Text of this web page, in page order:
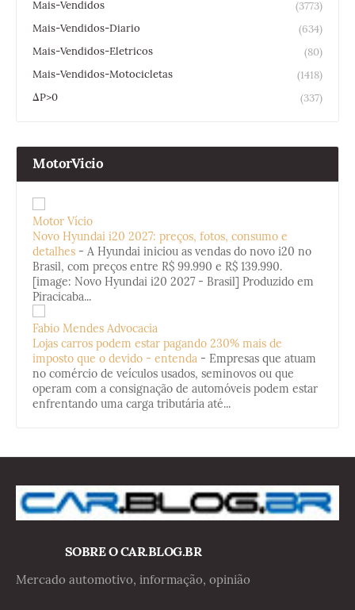
Mais-Vendidos
(3773)
Mais-Vendidos-Diario
(634)
Mais-Vendidos-Eletricos
(80)
Mais-Vendidos-Motocicletas
(1418)
ΔP>0
(337)
MotorVicio
Motor Vício
Novo Hyundai i20 2027: preços, fotos, consumo e
detalhes - A Hyundai iniciou as vendas do novo i20 no
Brasil, com preços entre R$ 99.990 e R$ 139.990.
[image: Novo Hyundai i20 2027 - Brasil] Produzido em
Piracicaba...
Fabio Mendes Advocacia
Lojas carros podem estar pagando 230% mais de
imposto que o devido - entenda - Empresas que atuam
no comércio de veículos usados, seminovos ou que
operam com a consignação de automóveis podem estar
enfrentando uma carga tributária até...
SOBRE O CAR.BLOG.BR
Mercado automotivo, informação, opinião